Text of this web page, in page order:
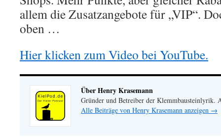
allem die Zusatzangebote für „VIP“.
oben …
Hier klicken zum Video bei YouTube.
Über Henry Krasemann
Gründer und Betreiber der Klemmbausteinlyrik.
Alle Beiträge von Henry Krasemann anzeigen →